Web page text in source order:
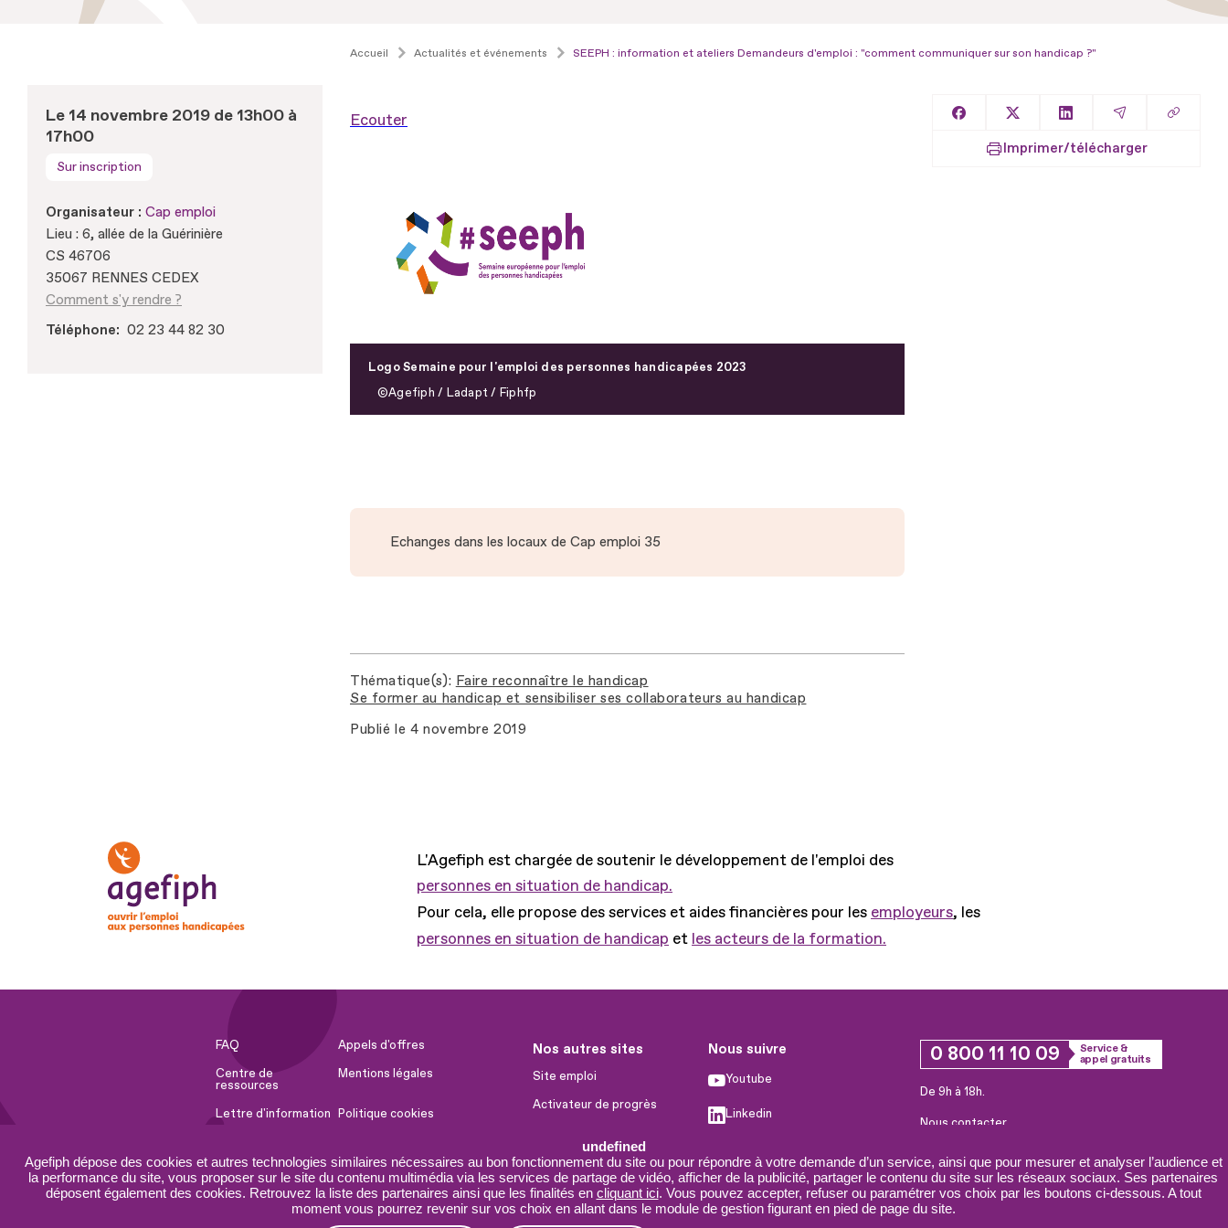
undefined
Agefiph dépose des cookies et autres technologies similaires nécessaires au bon fonctionnement du site ou pour répondre à votre demande d’un service, ainsi que pour mesurer et analyser l’audience et
la performance du site, vous proposer sur le site du contenu multimédia via les services de partage de vidéo, afficher de la publicité, partager le contenu du site sur les réseaux sociaux. Ses partenaires
déposent également des cookies. Retrouvez la liste des partenaires ainsi que les finalités en cliquant ici. Vous pouvez accepter, refuser ou paramétrer vos choix par les boutons ci-dessous. A tout
moment vous pourrez revenir sur vos choix en allant dans le module de gestion figurant en pied de page du site.
Accueil Actualités et événements SEEPH : information et ateliers Demandeurs d'emploi : "comment communiquer sur son handicap ?"
Le 14 novembre 2019 de 13h00 à
17h00
Sur inscription
Organisateur : Cap emploi
Lieu : 6, allée de la Guérinière
CS 46706
35067 RENNES CEDEX
Comment s'y rendre ?
Téléphone
02 23 44 82 30
Ecouter
Logo Semaine pour l'emploi des personnes handicapées 2023
Agefiph / Ladapt / Fiphfp
Echanges dans les locaux de Cap emploi 35
Thématique(s) Faire reconnaître le handicap
Se former au handicap et sensibiliser ses collaborateurs au handicap
Publié le 4 novembre 2019
Partager sur Facebook
Partager sur XPartager sur LinkedIn
Partager par
Copier
Imprimer/télécharger
L'Agefiph est chargée de soutenir le développement de l'emploi des
personnes en situation de handicap.
Pour cela, elle propose des services et aides financières pour les employeurs, les
personnes en situation de handicap et les acteurs de la formation.
FAQ
Appels d'offres
Centre de
ressources
Mentions légales
Lettre d'information Politique cookies
Accessibilité :
partiellement
conforme
Plan du site
Nos autres sites
Site emploi
Activateur de progrès
Innovation et recherche
Université du RRH
Service AppuiPro
Nous suivre
Youtube
Linkedin
X
0 800 11 10 09
Service &
appel gratuits
De 9h à 18h.
Nous contacter